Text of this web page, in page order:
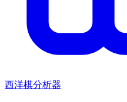
西洋棋分析器